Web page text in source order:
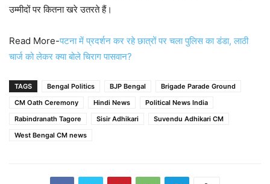
उम्मीदों पर कितना खरे उतरते हैं।
Read More-पटना में प्रदर्शन कर रहे छात्रों पर चला पुलिस का डंडा, लाठी
चार्ज को लेकर क्या बोले चिराग पासवान?
TAGS Bengal Politics BJP Bengal
Brigade Parade Ground
CM Oath Ceremony
Hindi News
Political News India
Rabindranath Tagore
Sisir Adhikari
Suvendu Adhikari CM
West Bengal CM news